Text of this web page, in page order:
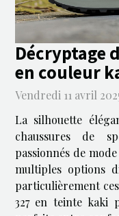
Décryptage
en couleur
Vendredi 11 avril
La silhouette
chaussures de
passionnés de
multiples options
particulièrement
327 en teinte kaki